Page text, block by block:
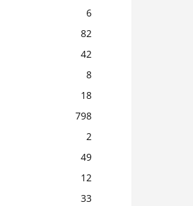
6
82
42
8
18
798
2
49
12
33